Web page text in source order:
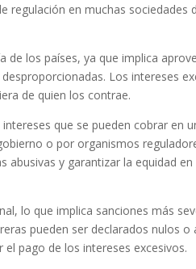
en muchas sociedades
los países, ya que implica
Los intereses
de quien los contrae.
que se pueden cobrar en
o por organismos
y garantizar la equidad
lo que implica sanciones más
pueden ser declarados nulos o
pago de los intereses excesivos.